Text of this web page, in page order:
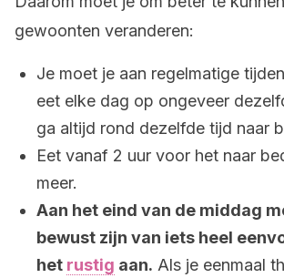
gewoonten veranderen:
Je moet je aan regelmatige
eet elke dag op ongeveer
ga altijd rond dezelfde tijd naar
Eet vanaf 2 uur voor het naar
meer.
Aan het eind van de middag
bewust zijn van iets heel
het rustig aan. Als je eenmaal